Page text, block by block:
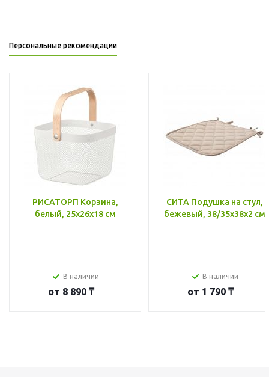
Персональные рекомендации
РИСАТОРП Корзина,
белый, 25x26x18 см
В наличии
от 8 890 ₸
СИТА Подушка на стул,
бежевый, 38/35x38x2 см
В наличии
от 1 790 ₸